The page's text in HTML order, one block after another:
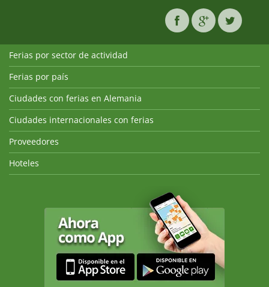
Ferias por sector de actividad
Ferias por país
Ciudades con ferias en Alemania
Ciudades internacionales con ferias
Proveedores
Hoteles